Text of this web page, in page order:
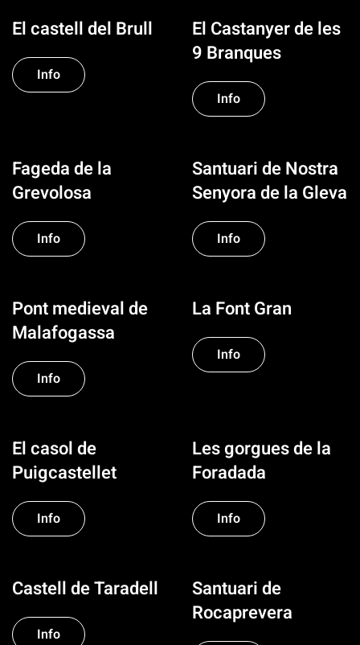
El castell del Brull
Info
El Castanyer de les
9 Branques
Info
Fageda de la
Grevolosa
Info
Santuari de Nostra
Senyora de la Gleva
Info
Pont medieval de
Malafogassa
Info
La Font Gran
Info
El casol de
Puigcastellet
Info
Les gorgues de la
Foradada
Info
Castell de Taradell
Info
Santuari de
Rocaprevera